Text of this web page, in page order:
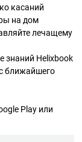
касаний
на дом
лечащему
знаний Helixbook
ближайшего
Play или